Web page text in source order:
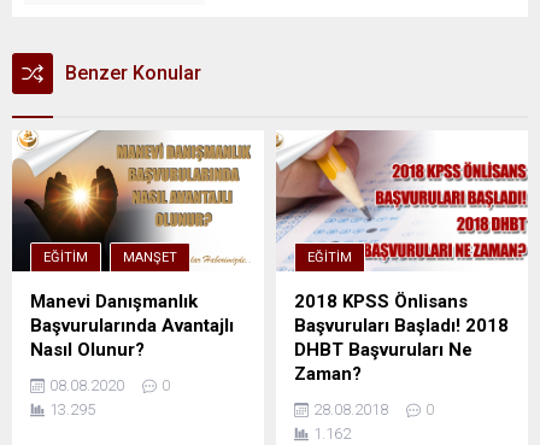
Benzer Konular
EĞITIM MANŞET
Manevi Danışmanlık
Başvurularında Avantajlı
Nasıl Olunur?
08.08.2020
0
13.295
EĞITIM
2018 KPSS Önlisans
Başvuruları Başladı! 2018
DHBT Başvuruları Ne
Zaman?
28.08.2018
0
1.162